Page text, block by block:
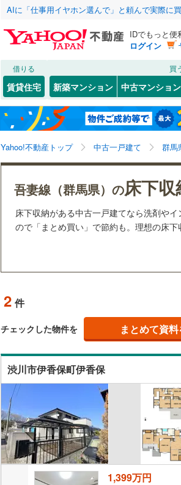
AIに「仕事用イヤホン選んで」と頼んで実際に
IDでもっと便
ログイン
借りる
賃貸住宅
買
新築マンション 中古マンション
Yahoo!不動産トップ 中古一戸建て 群馬
吾妻線（群馬県）の床下収
床下収納がある中古一戸建てなら洗剤や
ので「まとめ買い」で節約も。理想の床
2 件
チェックした物件を まとめて資
渋川市伊香保町伊香保
1,399万円
北海道 北海道
東北 青森
関東 東京
新潟
東海 愛知
中国 鳥取
福岡
該当物件
前橋市(31)
伊勢崎市(26
館林市
4)
富岡市( 2)
北群馬郡榛
多野郡神流
吾妻郡嬬恋
利根郡昭和
邑楽郡板倉
該当物件
該当物件
JR 高崎線(15)
両毛線(46)
私鉄・その他
東武伊勢崎線(
東武佐野線(3 )
該当物件
(0) (0)
0)
該当物件
こだわり条件 リフォーム、リ
リノベーシ
（0）
設備
床暖房（ 0）
駐車場2台以
ＴＶモニタ
間取り、居室全
二世帯向け
サービスル
最寄りの駅
配置、向き、建
前道6m以上
平坦地
該当物件